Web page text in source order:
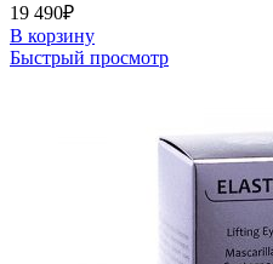
19 490₽
В корзину
Быстрый просмотр